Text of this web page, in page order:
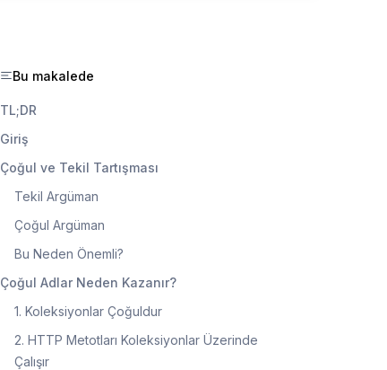
Bu makalede
TL;DR
Giriş
Çoğul ve Tekil Tartışması
Tekil Argüman
Çoğul Argüman
Bu Neden Önemli?
Çoğul Adlar Neden Kazanır?
1. Koleksiyonlar Çoğuldur
2. HTTP Metotları Koleksiyonlar Üzerinde
Çalışır